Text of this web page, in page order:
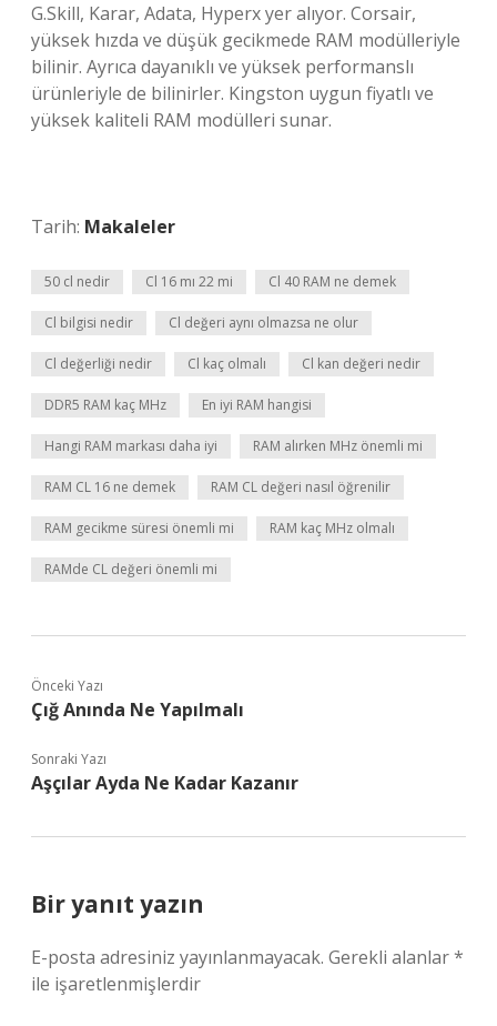
G.Skill, Karar, Adata, Hyperx yer alıyor. Corsair,
yüksek hızda ve düşük gecikmede RAM modülleriyle
bilinir. Ayrıca dayanıklı ve yüksek performanslı
ürünleriyle de bilinirler. Kingston uygun fiyatlı ve
yüksek kaliteli RAM modülleri sunar.
Tarih: Makaleler
50 cl nedir Cl 16 mı 22 mi Cl 40 RAM ne demek
Cl bilgisi nedir Cl değeri aynı olmazsa ne olur
Cl değerliği nedir Cl kaç olmalı Cl kan değeri nedir
DDR5 RAM kaç MHz En iyi RAM hangisi
Hangi RAM markası daha iyi RAM alırken MHz önemli mi
RAM CL 16 ne demek RAM CL değeri nasıl öğrenilir
RAM gecikme süresi önemli mi RAM kaç MHz olmalı
RAMde CL değeri önemli mi
Önceki Yazı
Çığ Anında Ne Yapılmalı
Sonraki Yazı
Aşçılar Ayda Ne Kadar Kazanır
Bir yanıt yazın
E-posta adresiniz yayınlanmayacak. Gerekli alanlar*
ile işaretlenmişlerdir